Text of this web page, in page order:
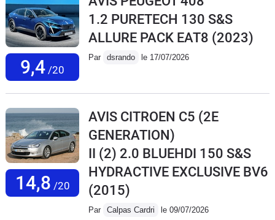
9,4 /20
1.2 PURETECH 130 S&S
ALLURE PACK EAT8 (2023)
Par dsrando le 17/07/2026
14,8 /20
AVIS CITROEN C5 (2E
GENERATION)
II (2) 2.0 BLUEHDI 150 S&S
HYDRACTIVE EXCLUSIVE BV6
(2015)
Par Calpas Cardri le 09/07/2026